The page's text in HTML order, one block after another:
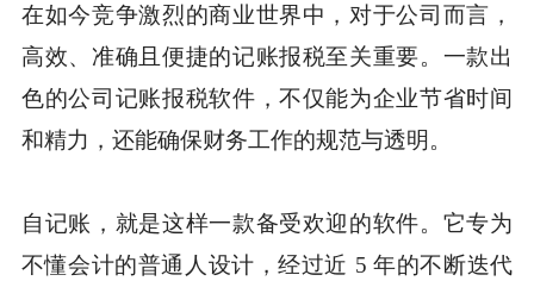
在如今竞争激烈的商业世界中，对于公司而言，
高效、准确且便捷的记账报税至关重要。一款出
色的公司记账报税软件，不仅能为企业节省时间
和精力，还能确保财务工作的规范与透明。
自记账，就是这样一款备受欢迎的软件。它专为
不懂会计的普通人设计，经过近 5 年的不断迭代